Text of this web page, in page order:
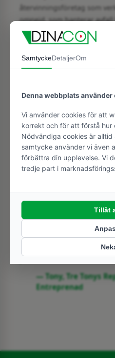
återvinningsföretag som
omnejd, som hanterar
landsbygd. De vänder sig
medelstora företag men
som behöver hjälp – oavsett
privatperson eller ett
Tonys Reparationer &
Samarbetet med
Det jag gillar bäst är
vad det handlar om
i branschen och både
allt det tekniska vilket
beställare. Dinacon
leveranstider och alla
kvalitet. Vi kan varmt
som leverantör.
— Tony, Tre Tonys
Entreprenad